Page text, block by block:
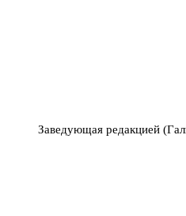
Заведующая редакцией